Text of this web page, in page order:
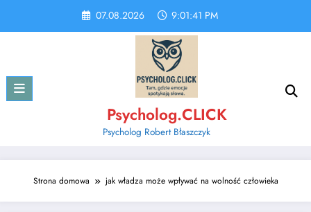
content
07.08.2026 9:01:41 PM
Psycholog.CLICK
Psycholog Robert Błaszczyk
Strona domowa jak władza może wpływać na wolność człowieka